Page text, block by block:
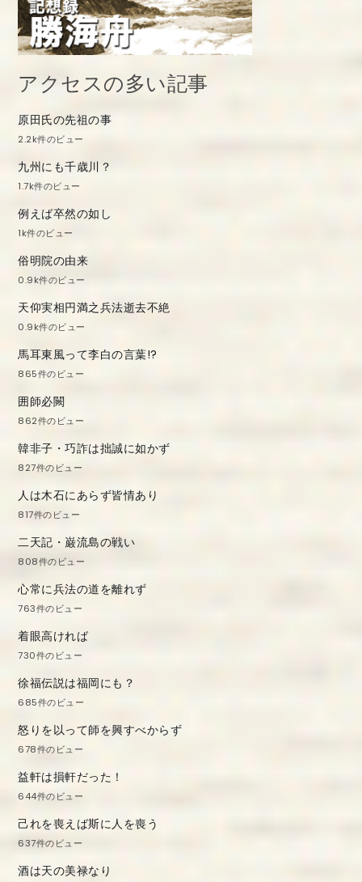
アクセスの多い記事
原田氏の先祖の事
2.2k件のビュー
九州にも千歳川？
1.7k件のビュー
例えば卒然の如し
1k件のビュー
俗明院の由来
0.9k件のビュー
天仰実相円満之兵法逝去不絶
0.9k件のビュー
馬耳東風って李白の言葉!?
865件のビュー
囲師必闕
862件のビュー
韓非子・巧詐は拙誠に如かず
827件のビュー
人は木石にあらず皆情あり
817件のビュー
二天記・巌流島の戦い
808件のビュー
心常に兵法の道を離れず
763件のビュー
着眼高ければ
730件のビュー
徐福伝説は福岡にも？
685件のビュー
怒りを以って師を興すべからず
678件のビュー
益軒は損軒だった！
644件のビュー
己れを喪えば斯に人を喪う
637件のビュー
酒は天の美禄なり